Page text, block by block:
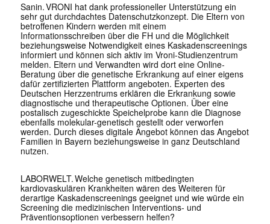
Sanin.VRONI hat dank professioneller Unterstützung ein
sehr gut durchdachtes Datenschutzkonzept. Die Eltern von
betroffenen Kindern werden mit einem
Informationsschreiben über die FH und die Möglichkeit
beziehungsweise Notwendigkeit eines Kaskadenscreenings
informiert und können sich aktiv im Vroni-Studienzentrum
melden. Eltern und Verwandten wird dort eine Online-
Beratung über die genetische Erkrankung auf einer eigens
dafür zertifizierten Plattform angeboten. Experten des
Deutschen Herzzentrums erklären die Erkrankung sowie
diagnostische und therapeutische Optionen. Über eine
postalisch zugeschickte Speichelprobe kann die Diagnose
ebenfalls molekular-genetisch gestellt oder verworfen
werden. Durch dieses digitale Angebot können das Angebot
Familien in Bayern beziehungsweise in ganz Deutschland
nutzen.
LABORWELT. Welche genetisch mitbedingten
kardiovaskulären Krankheiten wären des Weiteren für
derartige Kaskadenscreenings geeignet und wie würde ein
Screening die medizinischen Interventions- und
Präventionsoptionen verbessern helfen?